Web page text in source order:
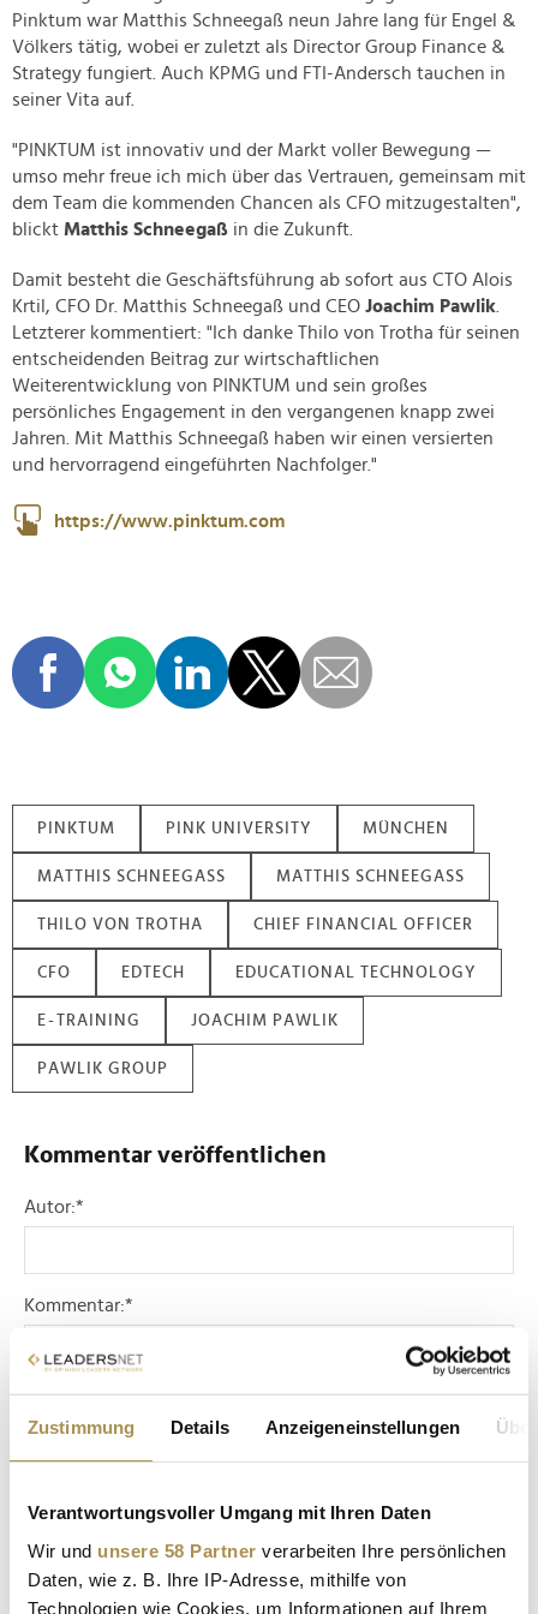
Zustimmung Details Anzeigeneinstellungen
Verantwortungsvoller Umgang mit Ihren Daten
Wir und unsere 58 Partner verarbeiten Ihre persönlichen
Daten, wie z. B. Ihre IP-Adresse, mithilfe von
Technologien wie Cookies, um Informationen auf Ihrem
Pinktum war Matthis Schneegaß neun Jahre lang für Engel &
Völkers tätig, wobei er zuletzt als Director Group Finance &
Strategy fungiert. Auch KPMG und FTI-Andersch tauchen in
seiner Vita auf.
"PINKTUM ist innovativ und der Markt voller Bewegung —
umso mehr freue ich mich über das Vertrauen, gemeinsam mit
dem Team die kommenden Chancen als CFO mitzugestalten",
blickt Matthis Schneegaß in die Zukunft.
Damit besteht die Geschäftsführung ab sofort aus CTO Alois
Krtil, CFO Dr. Matthis Schneegaß und CEO Joachim Pawlik
Letzterer kommentiert: "Ich danke Thilo von Trotha für seinen
entscheidenden Beitrag zur wirtschaftlichen
Weiterentwicklung von PINKTUM und sein großes
persönliches Engagement in den vergangenen knapp zwei
Jahren. Mit Matthis Schneegaß haben wir einen versierten
und hervorragend eingeführten Nachfolger."
https://www.pinktum.com
PINKTUM PINK UNIVERSITY MÜNCHEN
MATTHIS SCHNEEGASS MATTHIS SCHNEEGASS
THILO VON TROTHA CHIEF FINANCIAL OFFICER
CFO EDTECH EDUCATIONAL TECHNOLOGY
E⁠-⁠TRAINING JOACHIM PAWLIK
PAWLIK GROUP
Kommentar veröffentlichen
Autor:*
Kommentar:*
Sicherheitscode bestätigen:*